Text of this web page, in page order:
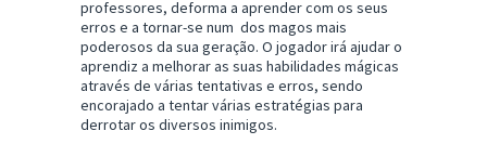
professores, deforma a aprender com os seus
erros e a tornar-se num dos magos mais
poderosos da sua geração. O jogador irá ajudar o
aprendiz a melhorar as suas habilidades mágicas
através de várias tentativas e erros, sendo
encorajado a tentar várias estratégias para
derrotar os diversos inimigos.